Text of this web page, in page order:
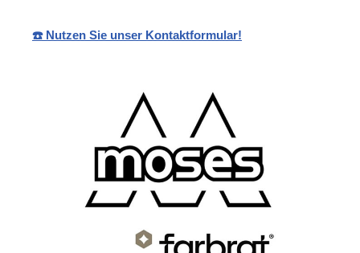
☎️ Nutzen Sie unser Kontaktformular!